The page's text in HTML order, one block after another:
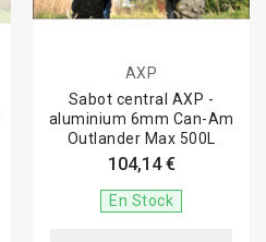
AXP
Sabot central AXP -
aluminium 6mm Can-Am
Outlander Max 500L
104,14 €
En Stock